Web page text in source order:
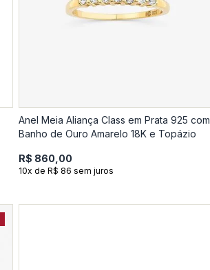
Anel Meia Aliança Class em Prata 925 com
Banho de Ouro Amarelo 18K e Topázio
R$ 860,00
10x de R$ 86 sem juros